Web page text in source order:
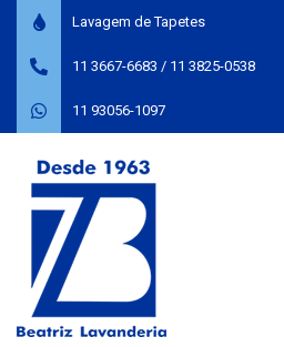
Lavagem de Tapetes
11 3667-6683 / 11 3825-0538
11 93056-1097